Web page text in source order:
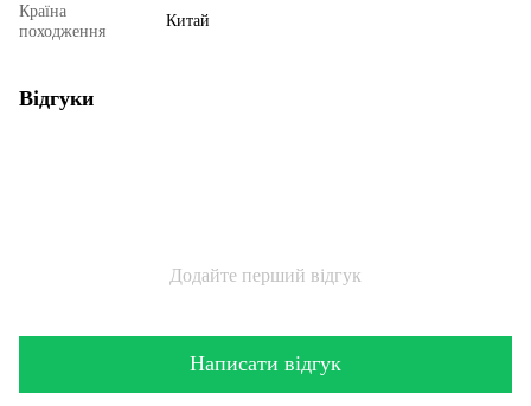
Країна
походження
Китай
Відгуки
Додайте перший відгук
Написати відгук